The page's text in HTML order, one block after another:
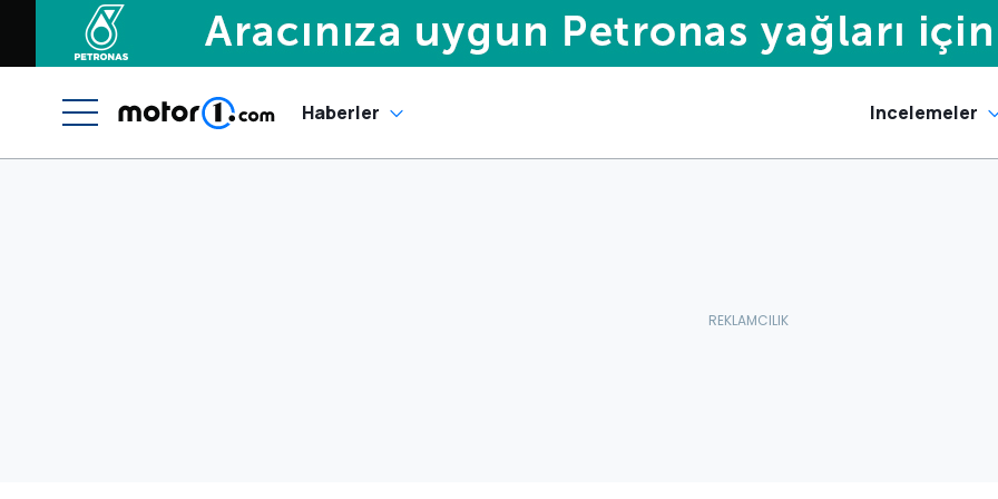
Haberler Incelemeler